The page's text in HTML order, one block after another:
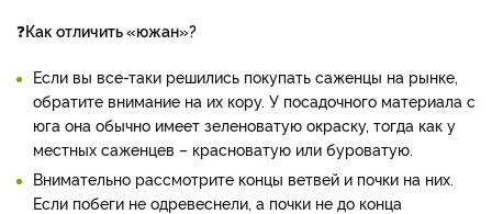
❓Как отличить «южан»?
Если вы все-таки решились покупать саженцы на рынке,
обратите внимание на их кору. У посадочного материала с
юга она обычно имеет зеленоватую окраску, тогда как у
местных саженцев – красноватую или буроватую.
Внимательно рассмотрите концы ветвей и почки на них.
Если побеги не одревеснели, а почки не до конца